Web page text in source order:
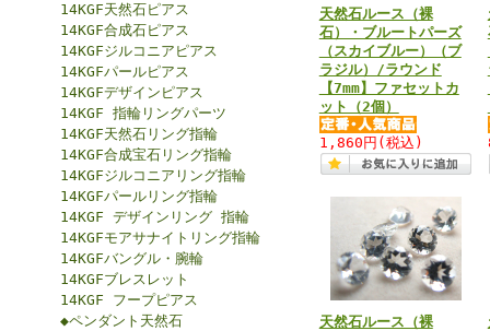
14KGF天然石ピアス
14KGF合成石ピアス
14KGFジルコニアピアス
14KGFパールピアス
14KGFデザインピアス
14KGF 指輪リングパーツ
14KGF天然石リング指輪
14KGF合成宝石リング指輪
14KGFジルコニアリング指輪
14KGFパールリング指輪
14KGF デザインリング 指輪
14KGFモアサナイトリング指輪
14KGFバングル・腕輪
14KGFブレスレット
14KGF フープピアス
◆ペンダント天然石
天然石ルース（裸
石）・ブルートパーズ
（スカイブルー）（ブ
ラジル）/ラウンド
【7mm】ファセットカ
ット（2個）
1,860円 (税込)
天然石ルース（裸